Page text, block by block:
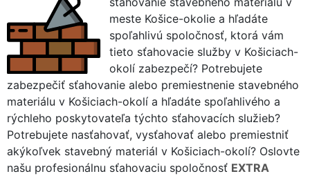
meste Košice-okolie a hľadáte
spoľahlivú spoločnosť, ktorá vám
tieto sťahovacie služby v Košiciach-
okolí zabezpečí? Potrebujete
zabezpečiť sťahovanie alebo premiestnenie stavebného
materiálu v Košiciach-okolí a hľadáte spoľahlivého a
rýchleho poskytovateľa týchto sťahovacích služieb?
Potrebujete nasťahovať, vysťahovať alebo premiestniť
akýkoľvek stavebný materiál v Košiciach-okolí? Oslovte
našu profesionálnu sťahovaciu spoločnosť EXTRA